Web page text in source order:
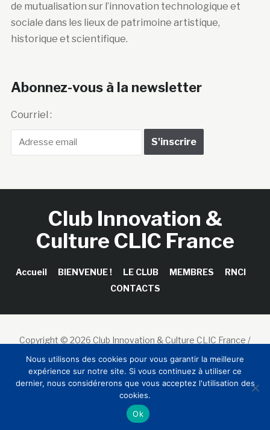
de mutualisation sur l’innovation technologique et
sociale dans les lieux de patrimoine artistique,
historique et scientifique.
Abonnez-vous à la newsletter
Courriel :
Club Innovation &
Culture CLIC France
Accueil BIENVENUE ! LE CLUB MEMBRES
RNCI
CONTACTS
Copyright © 2026 Club Innovation & Culture CLIC France /
Sinapses Conseils
Nous utilisons des cookies pour vous garantir la meilleure
expérience sur notre site. Si vous continuez à utiliser ce
dernier, nous considérerons que vous acceptez l'utilisation des
cookies.
Ok